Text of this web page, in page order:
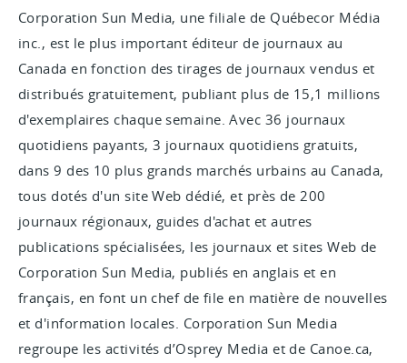
Corporation Sun Media, une filiale de Québecor Média
inc., est le plus important éditeur de journaux au
Canada en fonction des tirages de journaux vendus et
distribués gratuitement, publiant plus de 15,1 millions
d'exemplaires chaque semaine. Avec 36 journaux
quotidiens payants, 3 journaux quotidiens gratuits,
dans 9 des 10 plus grands marchés urbains au Canada,
tous dotés d'un site Web dédié, et près de 200
journaux régionaux, guides d'achat et autres
publications spécialisées, les journaux et sites Web de
Corporation Sun Media, publiés en anglais et en
français, en font un chef de file en matière de nouvelles
et d'information locales. Corporation Sun Media
regroupe les activités d’Osprey Media et de Canoe.ca,